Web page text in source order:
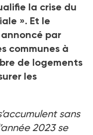
la crise du
». Et le
par
communes à
de logements
les
sans
2023 se